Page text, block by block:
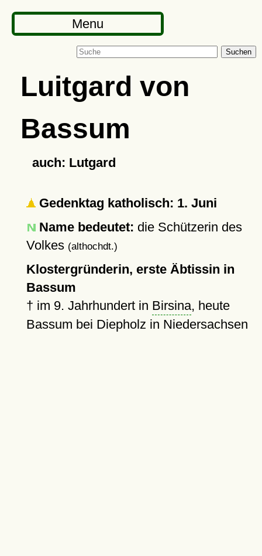
Menu
Suchen
Luitgard von
Bassum
auch: Lutgard
Gedenktag katholisch: 1. Juni
Name bedeutet: die Schützerin des
Volkes (althochdt.)
Klostergründerin, erste Äbtissin in
Bassum
† im 9. Jahrhundert in Birsina, heute
Bassum bei Diepholz in Niedersachsen